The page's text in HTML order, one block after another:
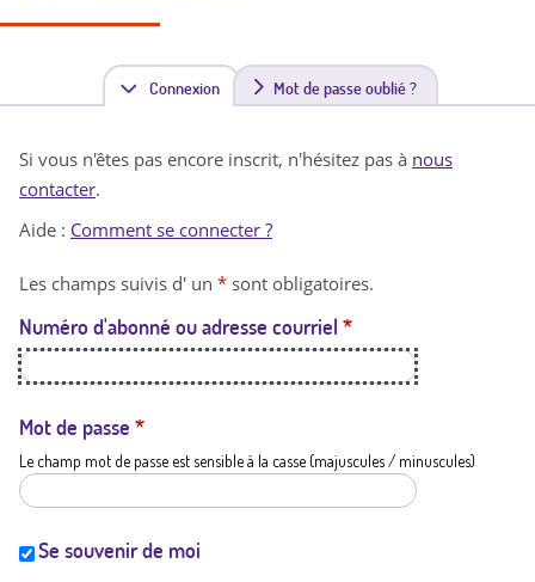
Connexion(
n
t
a
t
i
Mot de passe oublié ?
Si vous n'êtes pas encore inscrit, n'hésitez pas à nous
contacter.
Aide : Comment se connecter ?
Les champs suivis d' un * sont obligatoires.
Numéro d'abonné ou adresse courriel *
Mot de passe *
Le champ mot de passe est sensible à la casse (majuscules / minuscules)
Se souvenir de moi